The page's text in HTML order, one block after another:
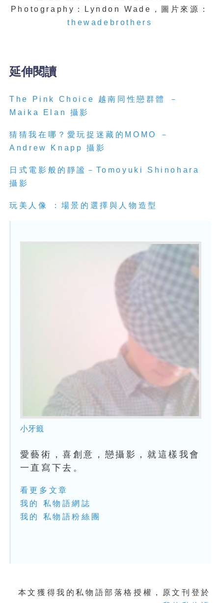
Photography：Lyndon Wade，圖片來源：
thewadebrothers
延伸閱讀
The Pink Choice 越南同性戀群體 －
Maika Elan 攝影
猜猜我在哪？愛玩捉迷藏的MOMO －
Andrew Knapp 攝影
日式電影般的靜謐－Tomoyuki Shinohara
攝影
玩美人像 ：場景的選擇與人物造型
小牙籤
愛藝術，喜創意，戀攝影，就這樣我會
一直寫下去。
看更多文章
我的 私物語網誌
我的 私物語粉絲團
本文獲得我的私物語部落格授權，原文刊登於